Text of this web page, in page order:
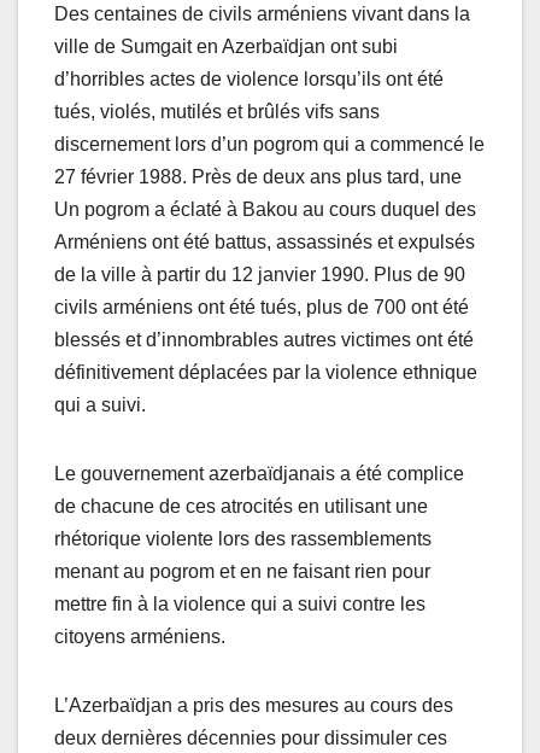
Des centaines de civils arméniens vivant dans la
ville de Sumgait en Azerbaïdjan ont subi
d’horribles actes de violence lorsqu’ils ont été
tués, violés, mutilés et brûlés vifs sans
discernement lors d’un pogrom qui a commencé le
27 février 1988. Près de deux ans plus tard, une
Un pogrom a éclaté à Bakou au cours duquel des
Arméniens ont été battus, assassinés et expulsés
de la ville à partir du 12 janvier 1990. Plus de 90
civils arméniens ont été tués, plus de 700 ont été
blessés et d’innombrables autres victimes ont été
définitivement déplacées par la violence ethnique
qui a suivi.
Le gouvernement azerbaïdjanais a été complice
de chacune de ces atrocités en utilisant une
rhétorique violente lors des rassemblements
menant au pogrom et en ne faisant rien pour
mettre fin à la violence qui a suivi contre les
citoyens arméniens.
L’Azerbaïdjan a pris des mesures au cours des
deux dernières décennies pour dissimuler ces